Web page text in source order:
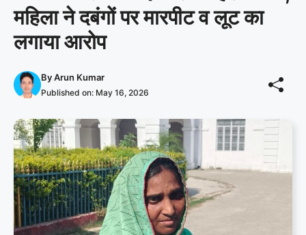
महिला ने दबंगों पर मारपीट व लूट का
लगाया आरोप
ByArun Kumar
Published on: May 16, 2026